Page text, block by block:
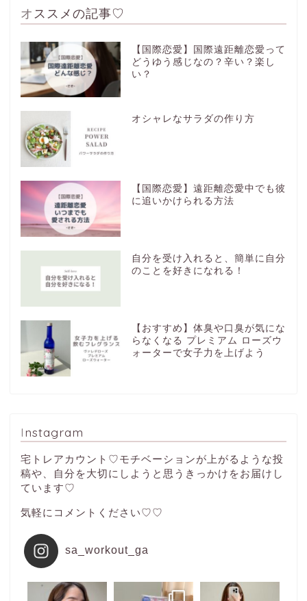
オススメの記事♡
【国際恋愛】国際遠距離恋愛って
どうゆう感じなの？辛い？楽し
い？
オシャレなサラダの作り方
【国際恋愛】遠距離恋愛中でも彼
に追いかけられる方法
自分を受け入れると、簡単に自分
のことを好きになれる！
【おすすめ】体臭や口臭が気にな
らなくなる プレミアム ローズウ
ォーターで女子力を上げよう
Instagram
宅トレアカウント♡モチベーションが上がるような投
稿や、自分を大切にしようと思うきっかけをお届けし
ています♡
気軽にコメントください♡♡
sa_workout_ga